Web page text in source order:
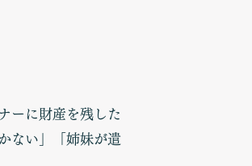
ーに財産を残した
ない」「姉妹が遣